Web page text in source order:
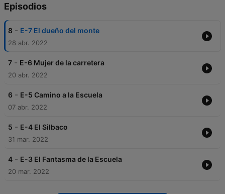
Episodios
8 - E-7 El dueño del monte
28 abr. 2022
7 - E-6 Mujer de la carretera
20 abr. 2022
6 - E-5 Camino a la Escuela
07 abr. 2022
5 - E-4 El Silbaco
31 mar. 2022
4 - E-3 El Fantasma de la Escuela
20 mar. 2022